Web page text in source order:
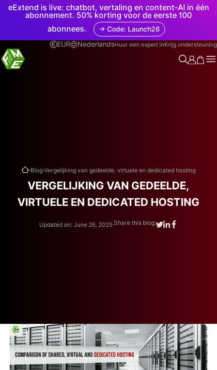
eExtend is live: chatbot, vertaling en content-AI in één
abonnement. 50% korting voor de eerste 100
abonnees.
→ Code: Launch26
EUR
NederlandsHuur een expert inKrijg ondersteuning
.Blog.Vergelijking van gedeelde, virtuele en dedicated hosting
VERGELIJKING VAN GEDEELDE,
VIRTUELE EN DEDICATED HOSTING
Updated on: June 26, 2025.Share this blog: